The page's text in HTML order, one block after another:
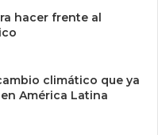
hacer frente al
climático que ya
América Latina